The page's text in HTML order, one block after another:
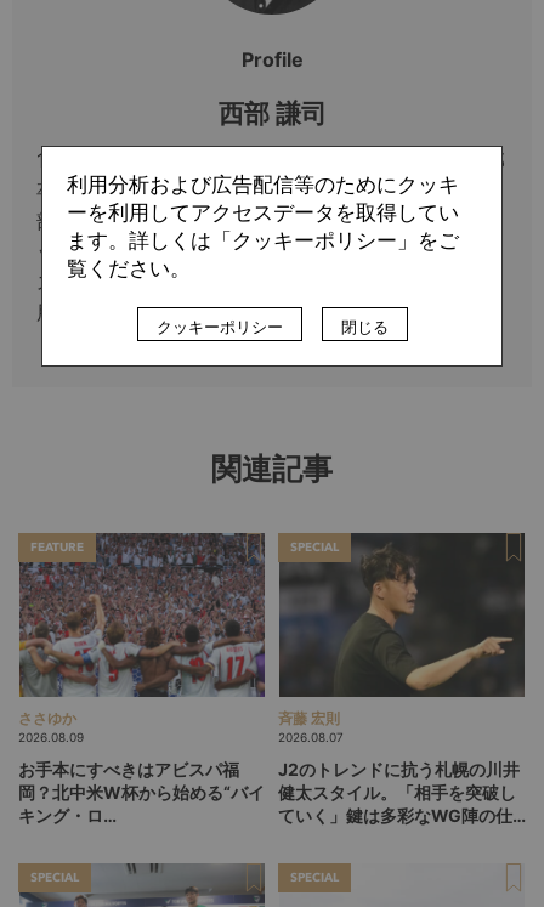
Profile
西部 謙司
1962年9月27日、東京都生まれ。早稲田大学教育学部
卒業後、会社員を経て、学研『ストライカー』の編集
部勤務。95～98年にフランスのパリに住み、欧州サ
ッカーを取材。02年にフリーランスとなる。『戦術リ
ストランテV サッカーの解釈を変える最先端の戦術
用語』（小社刊）が発売中。
関連記事
FEATURE
ささゆか
2026.08.09
お手本にすべきはアビスパ福
岡？北中米W杯から始める“バイ
キング・ロ
探す旅
SPECIAL
斉藤 宏則
2026.08.07
J2のトレンドに抗う札幌の川井
健太スタイル。「相手を突破し
ていく」鍵は多彩なWG陣の仕
SPECIAL SPECIAL
利用分析および広告配信等のためにクッキ
ーを利用してアクセスデータを取得してい
ます。詳しくは「クッキーポリシー」をご
覧ください。
クッキーポリシー 閉じる